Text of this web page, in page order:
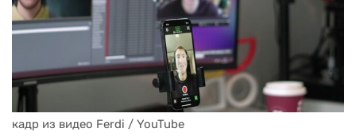
кадр из видео Ferdi / YouTube